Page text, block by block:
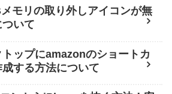
モリの取り外しアイコンが無
いて
ップにamazonのショートカ
する方法について